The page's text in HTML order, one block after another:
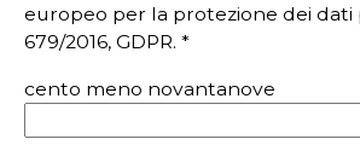
europeo per la protezione dei dati
679/2016, GDPR. *
cento meno novantanove